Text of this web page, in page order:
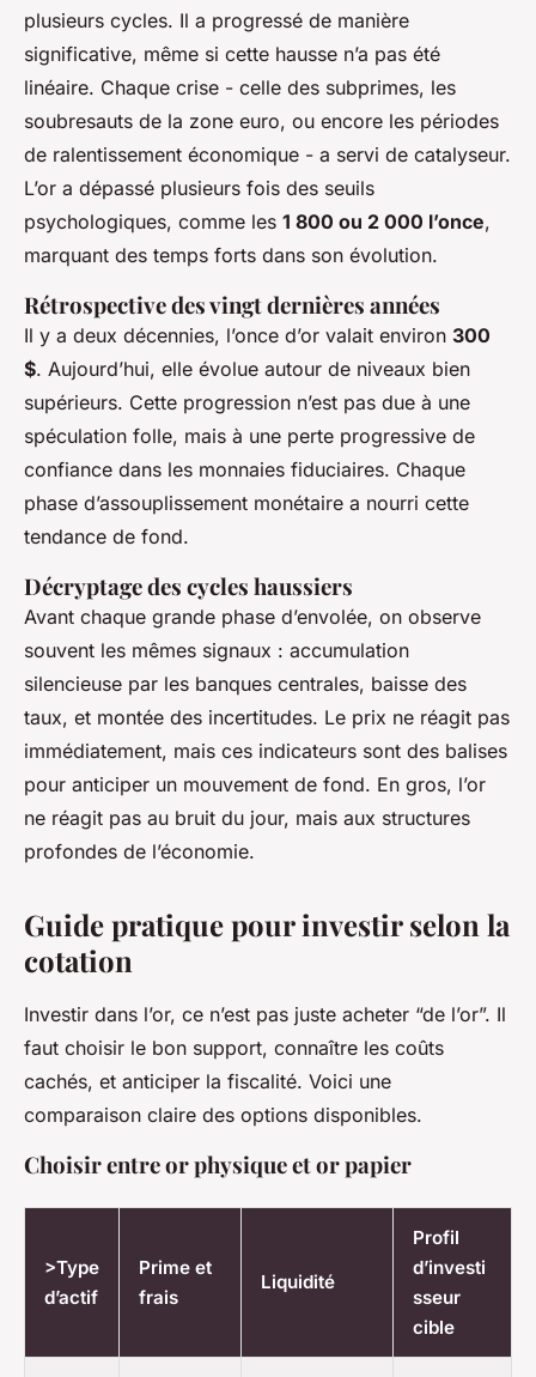
plusieurs cycles. Il a progressé de manière
significative, même si cette hausse n’a pas été
linéaire. Chaque crise - celle des subprimes, les
soubresauts de la zone euro, ou encore les périodes
de ralentissement économique - a servi de catalyseur.
L’or a dépassé plusieurs fois des seuils
psychologiques, comme les 1 800 ou 2 000 l’once,
marquant des temps forts dans son évolution.
Rétrospective des vingt dernières années
Il y a deux décennies, l’once d’or valait environ 300
$. Aujourd’hui, elle évolue autour de niveaux bien
supérieurs. Cette progression n’est pas due à une
spéculation folle, mais à une perte progressive de
confiance dans les monnaies fiduciaires. Chaque
phase d’assouplissement monétaire a nourri cette
tendance de fond.
Décryptage des cycles haussiers
Avant chaque grande phase d’envolée, on observe
souvent les mêmes signaux : accumulation
silencieuse par les banques centrales, baisse des
taux, et montée des incertitudes. Le prix ne réagit pas
immédiatement, mais ces indicateurs sont des balises
pour anticiper un mouvement de fond. En gros, l’or
ne réagit pas au bruit du jour, mais aux structures
profondes de l’économie.
Guide pratique pour investir selon la
cotation
Investir dans l’or, ce n’est pas juste acheter “de l’or”. Il
faut choisir le bon support, connaître les coûts
cachés, et anticiper la fiscalité. Voici une
comparaison claire des options disponibles.
Choisir entre or physique et or papier
>Type
d’actif
Prime et
frais
Liquidité
Profil
d’investi
sseur
cible